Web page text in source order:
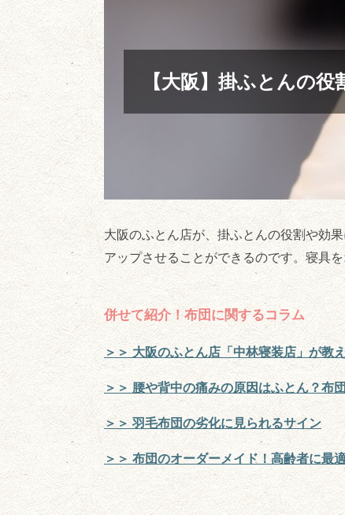
【大阪】掛ふとんの
大阪のふとん店が、掛ふとんの役割や効
アップさせることができるのです。寝具
併せて紹介！布団に関するコラム
＞＞ 大阪のふとん店「中林寝装店」が教
＞＞ 腰や背中の痛みの原因はふとん？布
＞＞ 羽毛布団の劣化に見られるサイン
＞＞ 布団のオーダーメイド！高齢者に最